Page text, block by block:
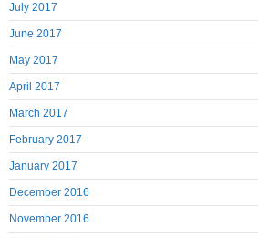
July 2017
June 2017
May 2017
April 2017
March 2017
February 2017
January 2017
December 2016
November 2016